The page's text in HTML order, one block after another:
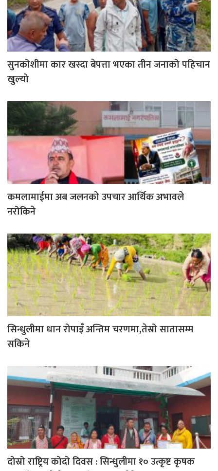
सुनकोशीमा कार खस्दा बेपत्ता भएका तीन जनाको पहिचान
खुल्यो
कमलामाईमा अब जलनको उपचार आर्थिक अभावले
नरोकिने
सिन्धुलीमा धान रोपाइँ अन्तिम चरणमा,तेस्रो सातासम्म
सकिने
दोस्रो राष्ट्रिय कोदो दिवस : सिन्धुलीमा १० उत्कृष्ट कृषक